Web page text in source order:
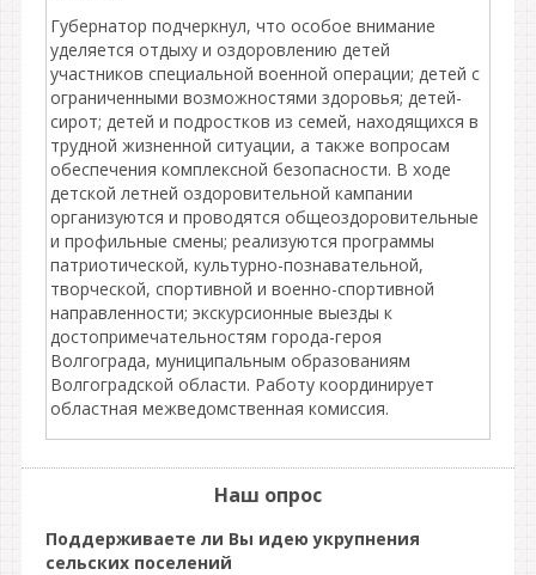
Губернатор подчеркнул, что особое внимание
уделяется отдыху и оздоровлению детей
участников специальной военной операции; детей с
ограниченными возможностями здоровья; детей-
сирот; детей и подростков из семей, находящихся в
трудной жизненной ситуации, а также вопросам
обеспечения комплексной безопасности. В ходе
детской летней оздоровительной кампании
организуются и проводятся общеоздоровительные
и профильные смены; реализуются программы
патриотической, культурно-познавательной,
творческой, спортивной и военно-спортивной
направленности; экскурсионные выезды к
достопримечательностям города-героя
Волгограда, муниципальным образованиям
Волгоградской области. Работу координирует
областная межведомственная комиссия.
Наш опрос
Поддерживаете ли Вы идею укрупнения
сельских поселений